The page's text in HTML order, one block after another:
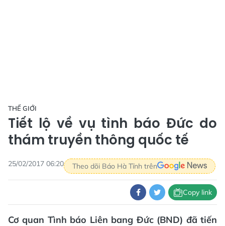
THẾ GIỚI
Tiết lộ về vụ tình báo Đức do
thám truyền thông quốc tế
25/02/2017 06:20 Theo dõi Báo Hà Tĩnh trên
Copy link
Cơ quan Tình báo Liên bang Đức (BND) đã tiến